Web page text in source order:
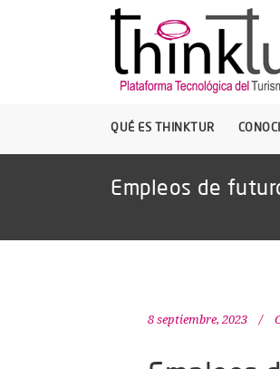
QUÉ ES THINKTUR
Empleos de
8 septiembre, 2023